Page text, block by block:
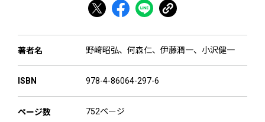
著者名 野﨑昭弘、 何森仁、 伊藤潤一、 小沢健一
ISBN 978-4-86064-297-6
ページ数 752ページ